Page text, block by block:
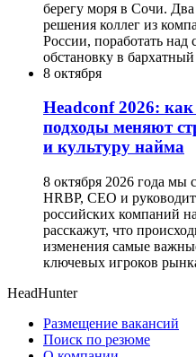
берегу моря в Сочи.
решения коллег из
России, поработать
обстановку в бархатный
8 октября
Headсonf 2026:
подходы меняют
и культуру найма
8 октября 2026 года мы
HRBP, СЕО и
российских компаний
расскажут, что
изменения самые
ключевых игроков
HeadHunter
Размещение вакансий
Поиск по резюме